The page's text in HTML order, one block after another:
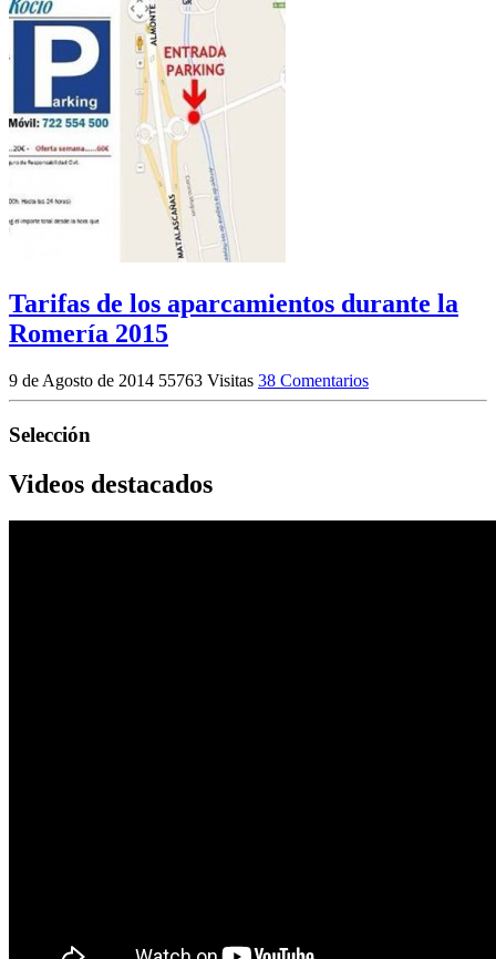
Tarifas de los aparcamientos durante la
Romería 2015
9 de Agosto de 2014 55763 Visitas 38 Comentarios
Selección
Videos destacados